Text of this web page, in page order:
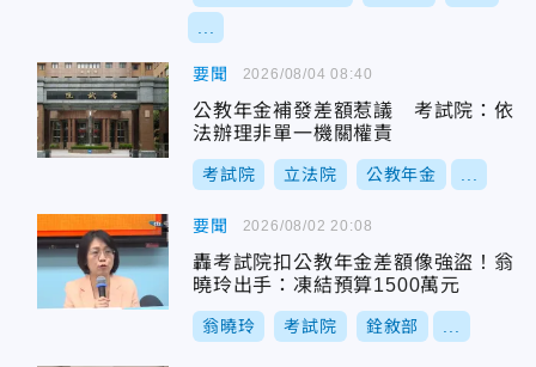
要聞
公教年金補發差額惹議 考試院：依
法辦理非單一機關權責
考試院 立法院 公教年金
2026/08/04 08:40
要聞
轟考試院扣公教年金差額像強盜！翁
曉玲出手：凍結預算1500萬元
翁曉玲 考試院 銓敘部
2026/08/02 20:08